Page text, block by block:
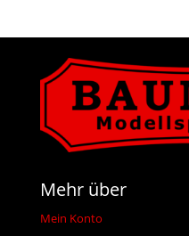
Mehr über
Mein Konto